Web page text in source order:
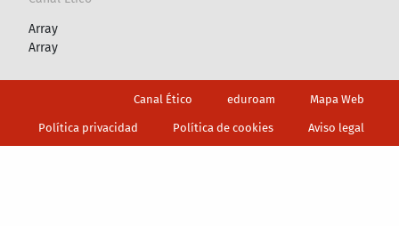
Array
Array
Canal Ético eduroam Mapa Web
Política privacidad Política de cookies Aviso legal